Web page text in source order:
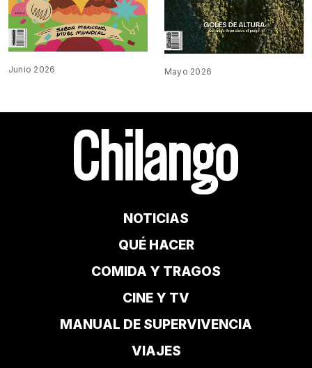
Junio 2026 Mayo 2026
NOTICIAS
QUÉ HACER
COMIDA Y TRAGOS
CINE Y TV
MANUAL DE SUPERVIVENCIA
VIAJES